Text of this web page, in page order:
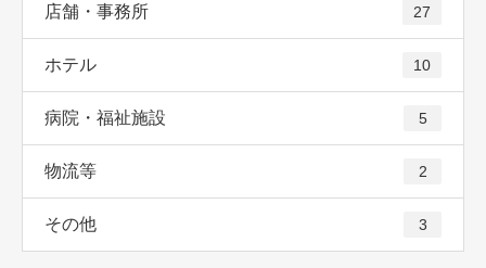
店舗・事務所 27
ホテル 10
病院・福祉施設 5
物流等 2
その他 3